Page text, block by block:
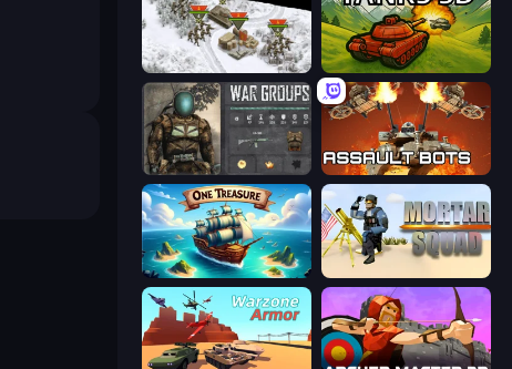
1941 Frozen Front Tanks 3D
War Groups Assault Bots
One Treasure Mortar Squad